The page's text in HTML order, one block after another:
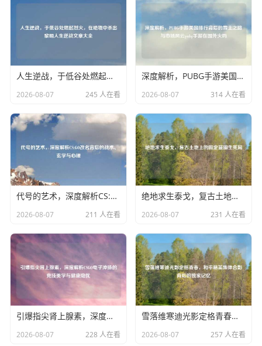
人生逆战，于低谷处燃起烈火，在绝境中杀出黎明人生逆战文章大全
2026-08-07 245 人在看
深度解析，PUBG手游美国排行背后的霸主之路与市场风云pubg手游在国外火吗
2026-08-07 314 人在看
代号的艺术，深度解析CS:GO改名背后的战术、玄学与心理
2026-08-07 211 人在看
绝地求生泰戈，复古土地上的固定蓝圈生死局
2026-08-07 231 人在看
引爆指尖肾上腺素，深度解析CSGO电子冲脉的竞技美学与健康隐忧
2026-08-07 228 人在看
雪落维寒迪光影定格青春，和平精英集体合影背后的独家记忆
2026-08-07 257 人在看